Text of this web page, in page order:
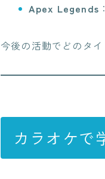
Apex Legends
今後の活動でどのタ
カラオケで